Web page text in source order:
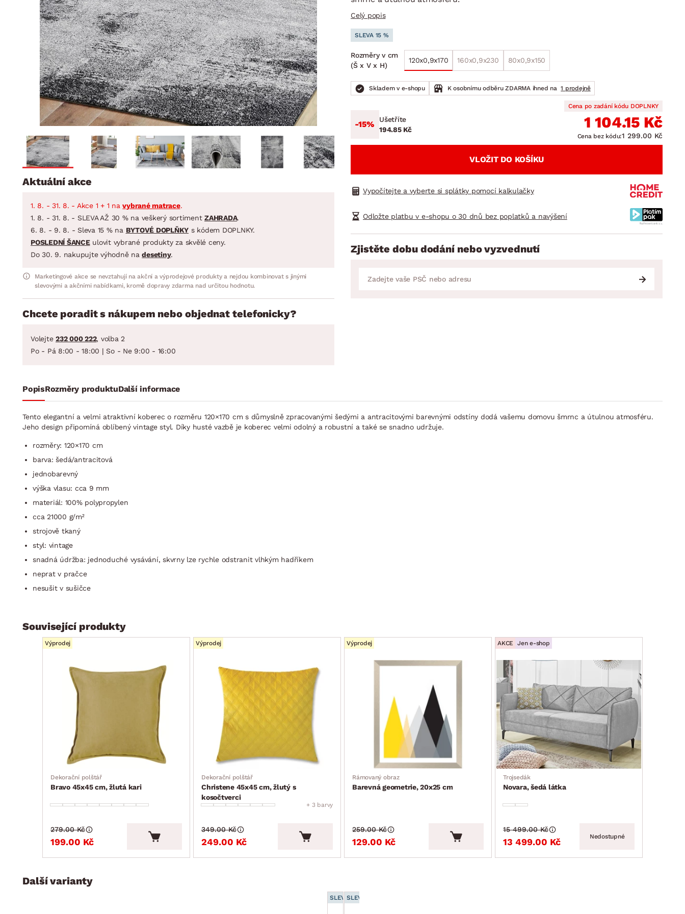
Dětský pokoj
Předsíň, šatna a chodba
Kuchyně
Koupelna
Zahrada
Domácnost
BYTOVÝ TEXTIL
Přikrývky
Polštáře
Koberce
Závěsy a žaluzie
Zobrazit vše
STOLOVÁNÍ A VAŘENÍ
Jídelní servis
Příbory
Hrnce
Pánve
Zobrazit vše
DOMÁCÍ SPOTŘEBIČE ZAHRADNÍ DOPLŇKY
VELIKONOCE
Koupelnové sestavy
Jídelní sestavy
Zahradní sestavy
Celý popis
SLEVA 15 %
Rozměry v cm
(Š x V x H)
120x0,9x170 160x0,9x230 80x0,9x150
Skladem v e-shopu K osobnímu odběru ZDARMA ihned na 1 prodejně
-15%
Ušetříte
194.85 Kč
Cena po zadání kódu DOPLNKY
1 104.15 Kč
Cena bez kódu:1 299.00 Kč
VLOŽIT DO KOŠÍKU
Vypočítejte a vyberte si splátky pomocí kalkulačky
Odložte platbu v e-shopu o 30 dnů bez poplatků a navýšení
Zjistěte dobu dodání nebo vyzvednutí
Aktuální akce
1. 8. - 31. 8. - Akce 1 + 1 navybrané matrace.
1. 8. - 31. 8. - SLEVA AŽ 30 % na veškerý sortiment ZAHRADA.
6. 8. - 9. 8. - Sleva 15 % na BYTOVÉ DOPLŇKY s kódem DOPLNKY.
POSLEDNÍ ŠANCEulovit vybrané produkty za skvělé ceny.
Do 30. 9. nakupujte výhodně nadesetiny.
Marketingové akce se nevztahují na akční a výprodejové produkty a nejdou kombinovat s jinými
slevovými a akčními nabídkami, kromě dopravy zdarma nad určitou hodnotu.
Chcete poradit s nákupem nebo objednat telefonicky?
Volejte 232 000 222, volba 2
Po - Pá 8:00 - 18:00 | So - Ne 9:00 - 16:00
PopisRozměry produktuDalší informace
Tento elegantní a velmi atraktivní koberec o rozměru 120×170 cm s důmyslně zpracovanými šedými a antracitovými barevnými odstíny dodá vašemu domovu šmrnc a útulnou atmosféru.
Jeho design připomíná oblíbený vintage styl. Díky husté vazbě je koberec velmi odolný a robustní a také se snadno udržuje.
rozměry: 120×170 cm
barva: šedá/antracitová
jednobarevný
výška vlasu: cca 9 mm
materiál: 100% polypropylen
cca 21000 g/m²
strojově tkaný
styl: vintage
snadná údržba: jednoduché vysávání, skvrny lze rychle odstranit vlhkým hadříkem
neprat v pračce
nesušit v sušičce
Související produkty
Výprodej
Dekorační polštář
Bravo 45x45 cm, žlutá kari
199.00 Kč
279.00 Kč
Výprodej
Dekorační polštář
Christene 45x45 cm, žlutý s
kosočtverci
+ 3 barvy
249.00 Kč
349.00 Kč
Výprodej
Rámovaný obraz
Barevná geometrie, 20x25 cm
129.00 Kč
259.00 Kč
AKCE Jen e-shop
Trojsedák
Novara, šedá látka
13 499.00 Kč
15 499.00 Kč
Nedostupné
Další varianty
SLEVA 15 %SLEVA 15 %